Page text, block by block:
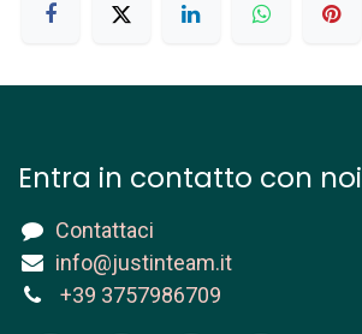
Entra in contatto con noi
Contattaci
info@justinteam.it
+39 3757986709